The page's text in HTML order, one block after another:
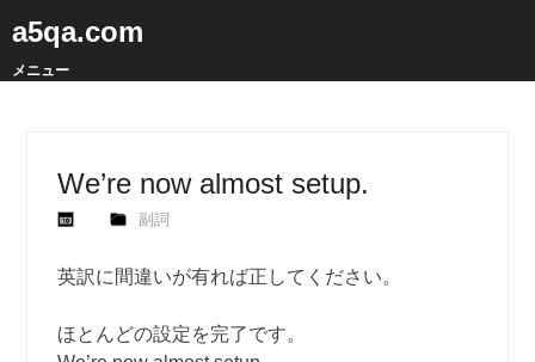
a5qa.com
メニュー
We’re now almost setup.
副詞
英訳に間違いが有れば正してください。
ほとんどの設定を完了です。